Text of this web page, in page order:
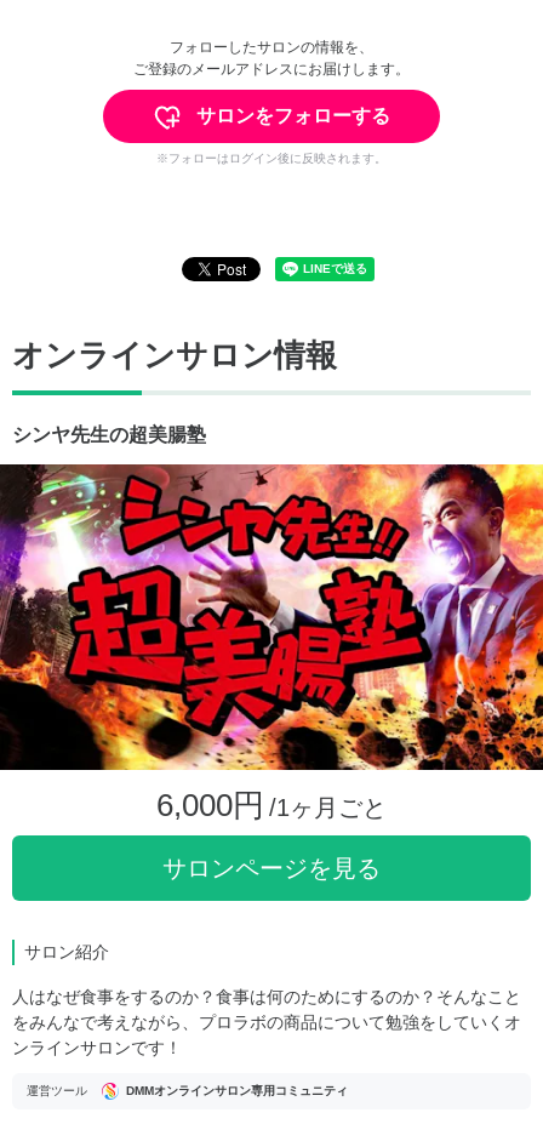
フォローしたサロンの情報を、
ご登録のメールアドレスにお届けします。
サロンをフォローする
※フォローはログイン後に反映されます。
オンラインサロン情報
シンヤ先生の超美腸塾
6,000円 /1ヶ月ごと
サロンページを見る
サロン紹介
人はなぜ食事をするのか？食事は何のためにするのか？そんなこと
をみんなで考えながら、プロラボの商品について勉強をしていくオ
ンラインサロンです！
運営ツール DMMオンラインサロン専用コミュニティ